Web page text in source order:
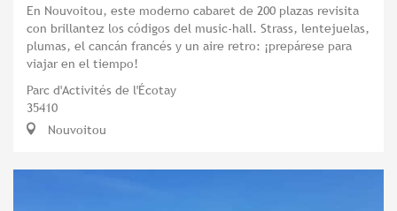
En Nouvoitou, este moderno cabaret de 200 plazas revisita
con brillantez los códigos del music-hall. Strass, lentejuelas,
plumas, el cancán francés y un aire retro: ¡prepárese para
viajar en el tiempo!
Parc d'Activités de l'Écotay
35410
Nouvoitou